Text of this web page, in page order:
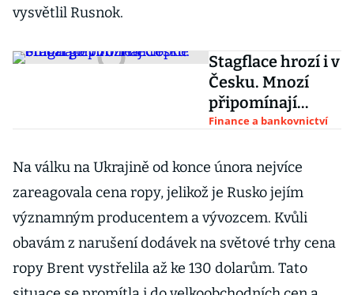
vysvětlil Rusnok.
Stagflace hrozí i v
Česku. Mnozí
připomínají
ropné embargo v
Finance a bankovnictví
Na válku na Ukrajině od konce února nejvíce
zareagovala cena ropy, jelikož je Rusko jejím
významným producentem a vývozcem. Kvůli
obavám z narušení dodávek na světové trhy cena
ropy Brent vystřelila až ke 130 dolarům. Tato